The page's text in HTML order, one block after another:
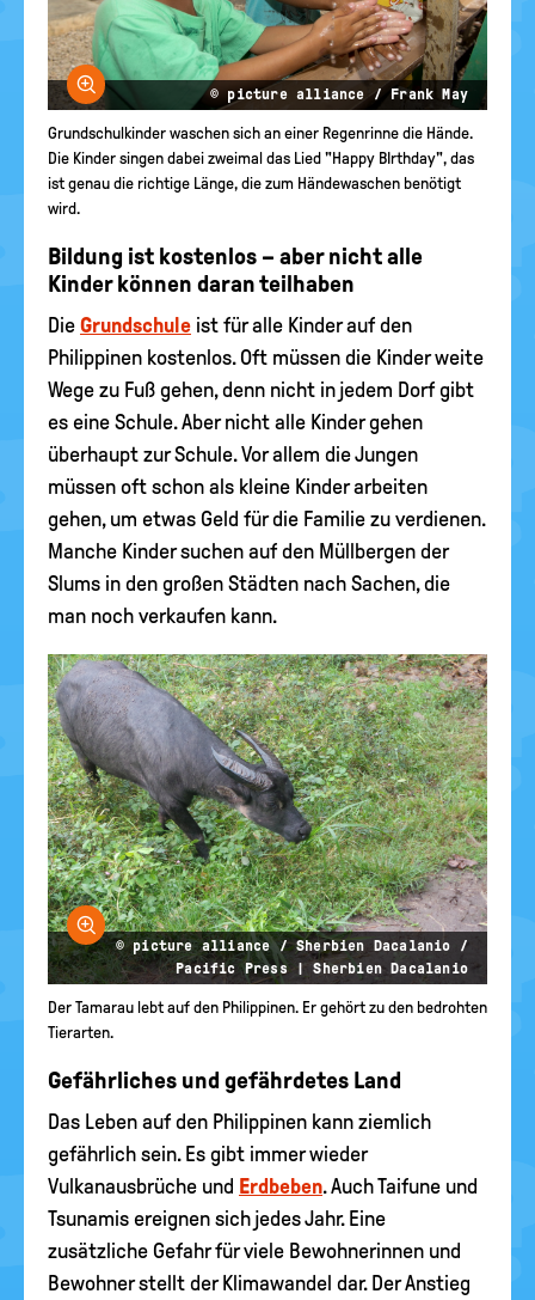
Bild vergrößern
© picture alliance / Frank May
Grundschulkinder waschen sich an einer Regenrinne die Hände.
Die Kinder singen dabei zweimal das Lied "Happy BIrthday", das
ist genau die richtige Länge, die zum Händewaschen benötigt
wird.
Bildung ist kostenlos – aber nicht alle
Kinder können daran teilhaben
Die Grundschule ist für alle Kinder auf den
Philippinen kostenlos. Oft müssen die Kinder weite
Wege zu Fuß gehen, denn nicht in jedem Dorf gibt
es eine Schule. Aber nicht alle Kinder gehen
überhaupt zur Schule. Vor allem die Jungen
müssen oft schon als kleine Kinder arbeiten
gehen, um etwas Geld für die Familie zu verdienen.
Manche Kinder suchen auf den Müllbergen der
Slums in den großen Städten nach Sachen, die
man noch verkaufen kann.
Bild vergrößern
© picture alliance / Sherbien Dacalanio /
Pacific Press | Sherbien Dacalanio
Der Tamarau lebt auf den Philippinen. Er gehört zu den bedrohten
Tierarten.
Gefährliches und gefährdetes Land
Das Leben auf den Philippinen kann ziemlich
gefährlich sein. Es gibt immer wieder
Vulkanausbrüche und Erdbeben. Auch Taifune und
Tsunamis ereignen sich jedes Jahr. Eine
zusätzliche Gefahr für viele Bewohnerinnen und
Bewohner stellt der Klimawandel dar. Der Anstieg